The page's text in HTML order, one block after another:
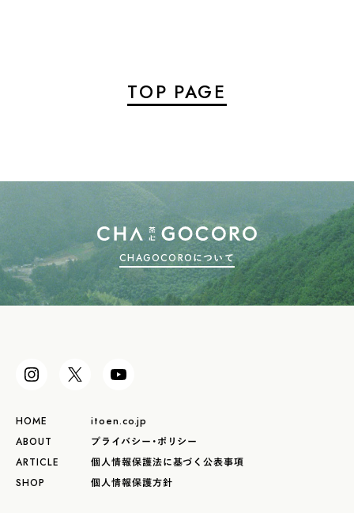
TOP PAGE
CHAGOCOROについて
HOME
ABOUT
ARTICLE
SHOP
itoen.co.jp
プライバシー・ポリシー
個人情報保護法に基づく公表事項
個人情報保護方針